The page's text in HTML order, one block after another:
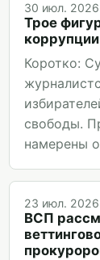
30 июл. 2026
Трое
Коротко:
свободы.
намерены
23 июл. 2026
ВСП